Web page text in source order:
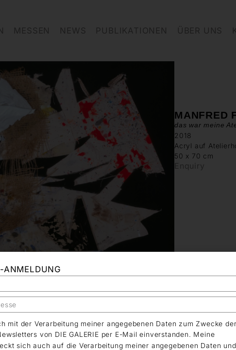
MESSEN NEWS PUBLIKATIONEN ÜBER UNS
MANFRED
das war meine
2018
Acryl auf
50 x 70 cm
Enquiry
ANMELDUNG
mit der Verarbeitung meiner angegebenen Daten zum Zwecke der
von DIE GALERIE per E-Mail einverstanden. Meine
sich auch auf die Verarbeitung meiner angegebenen Daten und